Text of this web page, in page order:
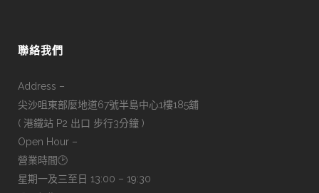
聯絡我們
Address –
尖沙咀東部麼地道67號半島中心1樓185舖
( 港鐵站 P2 出口 步行3分鐘 )
Open Hour –
營業時間🕑
星期一及三至日 13:00 – 19:30